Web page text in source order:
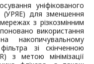
уніфікованого
(УРЯЕ) для зменшення
з різкозмінним
використання
накопичувальному
зі скінченною
з метою мінімізації